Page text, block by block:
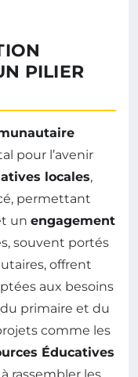
PILIER
pour l’avenir
locales,
permettant
un engagement
souvent portés
offrent
aux besoins
primaire et du
comme les
Éducatives